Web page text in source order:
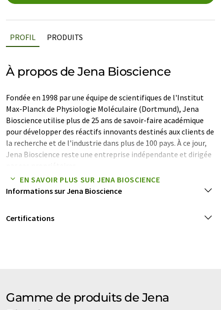
PROFIL PRODUITS
À propos de Jena Bioscience
Fondée en 1998 par une équipe de scientifiques de l'Institut
Max-Planck de Physiologie Moléculaire (Dortmund), Jena
Bioscience utilise plus de 25 ans de savoir-faire académique
pour développer des réactifs innovants destinés aux clients de
la recherche et de l'industrie dans plus de 100 pays. À ce jour,
Jena Bioscience reste une entreprise indépendante et dirigée
Nous fabriquons en Allemagne selon les normes
Nos principaux groupes de clients comprennent des
Nos gammes de produits comprennent :
EN SAVOIR PLUS SUR JENA BIOSCIENCE
Informations sur Jena Bioscience
Certifications
Gamme de produits de Jena